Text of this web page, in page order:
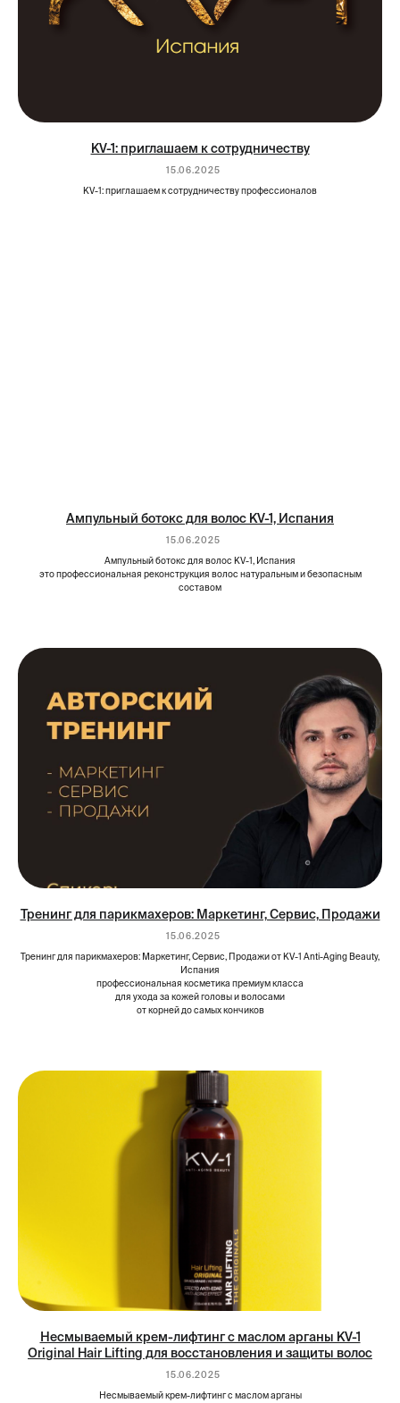
KV-1: приглашаем к сотрудничеству
15.06.2025
KV-1: приглашаем к сотрудничеству профессионалов
Ампульный ботокс для волос KV-1, Испания
15.06.2025
Ампульный ботокс для волос KV-1, Испания
это профессиональная реконструкция волос натуральным и безопасным
составом
Тренинг для парикмахеров: Маркетинг, Сервис, Продажи
15.06.2025
Тренинг для парикмахеров: Маркетинг, Сервис, Продажи от KV-1 Anti-Aging Beauty,
Испания
профессиональная косметика премиум класса
для ухода за кожей головы и волосами
от корней до самых кончиков
Несмываемый крем-лифтинг с маслом арганы KV-1
Original Hair Lifting для восстановления и защиты волос
15.06.2025
Несмываемый крем-лифтинг с маслом арганы